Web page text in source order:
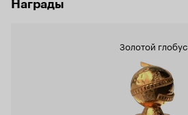
Награды
Золотой глобус